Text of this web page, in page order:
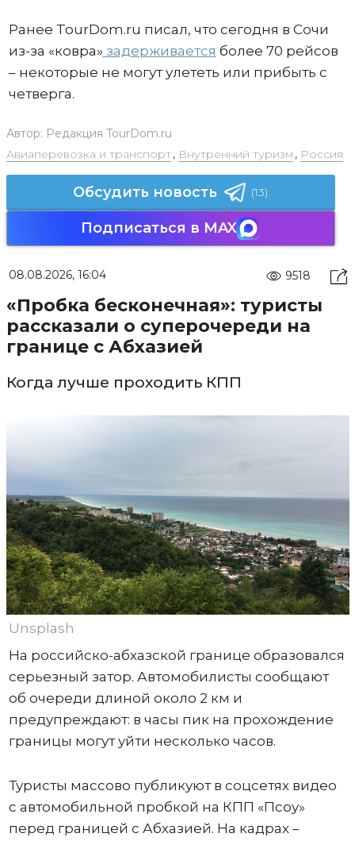
Ранее TourDom.ru писал, что сегодня в Сочи
из-за «ковра» задерживается более 70 рейсов
– некоторые не могут улететь или прибыть с
четверга.
Автор: Редакция TourDom.ru
Авиаперевозка и транспорт, Внутренний туризм , Россия
Обсудить новость (13)
Подписаться в MAX
08.08.2026, 16:04 9518
«Пробка бесконечная»: туристы
рассказали о суперочереди на
границе с Абхазией
Когда лучше проходить КПП
Unsplash
На российско-абхазской границе образовался
серьезный затор. Автомобилисты сообщают
об очереди длиной около 2 км и
предупреждают: в часы пик на прохождение
границы могут уйти несколько часов.
Туристы массово публикуют в соцсетях видео
с автомобильной пробкой на КПП «Псоу»
перед границей с Абхазией. На кадрах –